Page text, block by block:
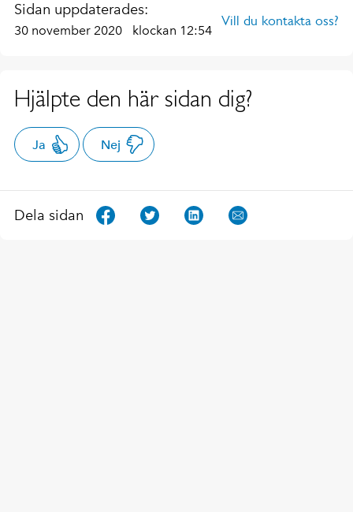
Sidan uppdaterades:
30 november 2020 klockan 12:54
Vill du kontakta oss?
Hjälpte den här sidan dig?
Ja Nej
Dela sidan